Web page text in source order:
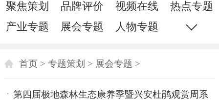
聚焦策划 品牌评价 视频在线
热点专题
产业专题
展会专题 人物专题
综合专题
首页 > 专题策划 > 展会专题 >
第四届极地森林生态康养季暨兴安杜鹃观赏周系